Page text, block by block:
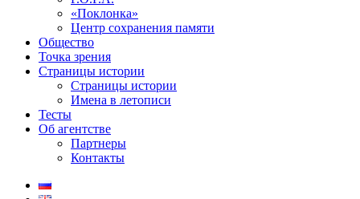
«Поклонка»
Центр сохранения памяти
Общество
Точка зрения
Страницы истории
Страницы истории
Имена в летописи
Тесты
Об агентстве
Партнеры
Контакты